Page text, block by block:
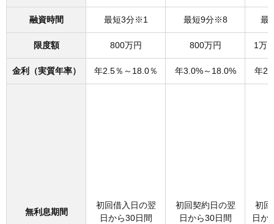
融資時間 最短3分※1 最短9分※8 最
限度額 800万円 800万円 1万
金利（実質年率） 年2.5％～18.0％ 年3.0%～18.0% 年
無利息期間
初回借入日の翌
日から30日間
初回契約日の翌
日から30日間
初回
日か